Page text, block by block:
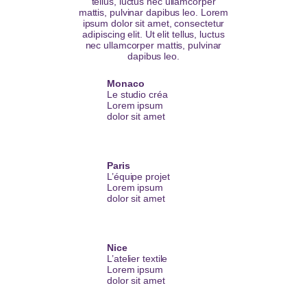
mattis, pulvinar dapibus leo. Lorem
ipsum dolor sit amet, consectetur
adipiscing elit. Ut elit tellus, luctus
nec ullamcorper mattis, pulvinar
dapibus leo.
Monaco
Le studio créa
Lorem ipsum
dolor sit amet
Paris
L’équipe projet
Lorem ipsum
dolor sit amet
Nice
L’atelier textile
Lorem ipsum
dolor sit amet